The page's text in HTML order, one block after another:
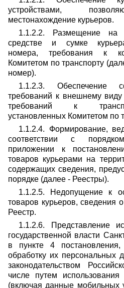
устройствами,
местонахождение курьеров.
1.1.2.2. Размещение на
средстве и сумке
номера, требования к
Комитетом по транспорту
номер).
1.1.2.3. Обеспечение
требований к внешнему виду
требований к
установленных Комитетом по
1.1.2.4. Формирование,
соответствии с
приложении к
товаров курьерами на
содержащих сведения,
порядке (далее - Реестры).
1.1.2.5. Недопущение к
товаров курьеров, сведения
Реестр.
1.1.2.6. Представление
государственной власти
в пункте 4
обработку их персональных
законодательством
числе путем использования
(включая данные мобильных